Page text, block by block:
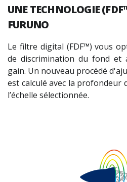
UNE TECHNOLOGIE
FURUNO
Le filtre digital (FDF™) vous
de discrimination du fond et
gain. Un nouveau procédé
est calculé avec la profondeur
l’échelle sélectionnée.